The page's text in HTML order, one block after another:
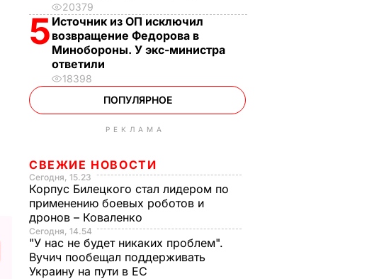
20379
5 Источник из ОП исключил
возвращение Федорова в
Минобороны. У экс-министра
ответили
18398
ПОПУЛЯРНОЕ
РЕКЛАМА
СВЕЖИЕ НОВОСТИ
Сегодня, 15.23
Корпус Билецкого стал лидером по
применению боевых роботов и
дронов – Коваленко
Сегодня, 14.54
"У нас не будет никаких проблем".
Вучич пообещал поддерживать
Украину на пути в ЕС